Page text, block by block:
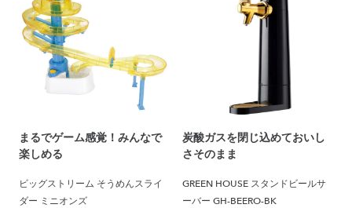
まるでゲーム感覚！みんなで
楽しめる
ビッグストリーム そうめんスライ
ダー ミニオンズ
炭酸ガスを閉じ込めておいし
さそのまま
GREEN HOUSE スタンドビールサ
ーバー GH-BEERO-BK